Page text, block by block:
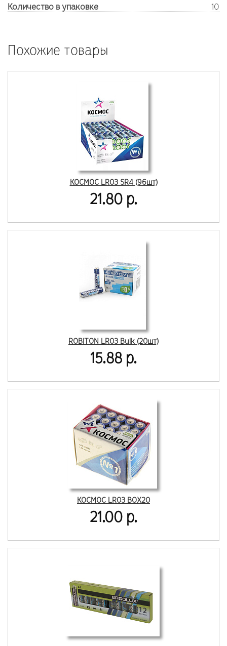
Количество в упаковке
10
Похожие товары
КОСМОС LR03 SR4 (96шт)
21.80 р.
ROBITON LR03 Bulk (20шт)
15.88 р.
КОСМОС LR03 BOX20
21.00 р.